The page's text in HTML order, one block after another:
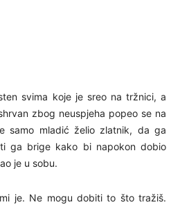
svima koje je sreo na tržnici, a
zbog neuspjeha popeo se na
samo mladić želio zlatnik, da ga
ga brige kako bi napokon dobio
je u sobu.
mi je. Ne mogu dobiti to što tražiš.